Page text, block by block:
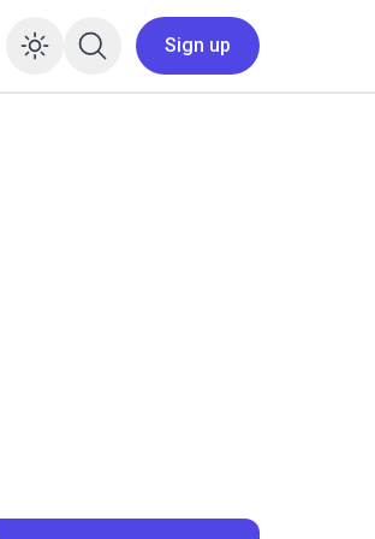
Enable dark mode
Sign up